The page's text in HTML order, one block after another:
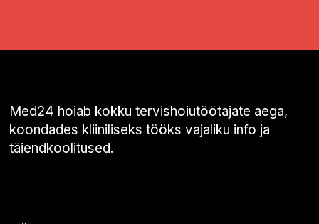
Med24 hoiab kokku tervishoiutöötajate aega,
koondades kliiniliseks tööks vajaliku info ja
täiendkoolitused.